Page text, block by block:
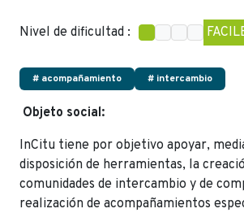
Nivel de dificultad :
# acompañamiento # intercambio
Objeto social:
InCitu tiene por objetivo apoyar,
disposición de herramientas, la
comunidades de intercambio y de
realización de acompañamientos